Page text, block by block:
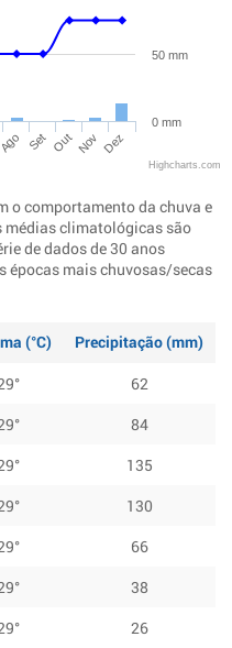
Ago Set Out Nov Dez
0 mm
50 mm
Highcharts.com
o comportamento da chuva e
médias climatológicas são
de dados de 30 anos
épocas mais chuvosas/secas
(°C)
Precipitação (mm)
62
84
135
130
66
38
26